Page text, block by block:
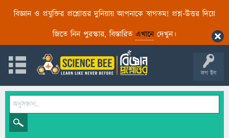
বিজ্ঞান ও প্রযুক্তির প্রশ্নোত্তর দুনিয়ায় আপনাকে স্বাগতম! প্রশ্ন-উত্তর দিয়ে
জিতে নিন পুরস্কার, বিস্তারিত এখানেদেখুন।
লগ ইন